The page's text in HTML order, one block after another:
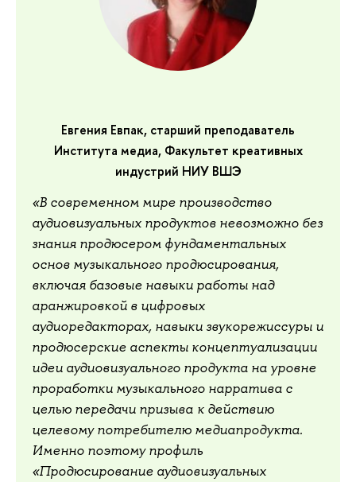
Евгения Евпак, старший преподаватель
Института медиа, Факультет креативных
индустрий НИУ ВШЭ
«В современном мире производство
аудиовизуальных продуктов невозможно без
знания продюсером фундаментальных
основ музыкального продюсирования,
включая базовые навыки работы над
аранжировкой в цифровых
аудиоредакторах, навыки звукорежиссуры и
продюсерские аспекты концептуализации
идеи аудиовизуального продукта на уровне
проработки музыкального нарратива с
целью передачи призыва к действию
целевому потребителю медиапродукта.
Именно поэтому профиль
«Продюсирование аудиовизуальных